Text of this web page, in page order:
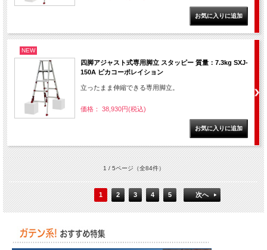
NEW
四脚アジャスト式専用脚立 スタッピー 質量：7.3kg SXJ-
150A ピカコーポレイション
立ったまま伸縮できる専用脚立。
価格： 38,930円(税込)
1 / 5ページ（全84件）
1 2 3 4 5 次へ